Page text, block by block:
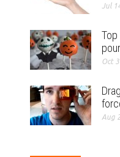
Jul
Oct
Aug